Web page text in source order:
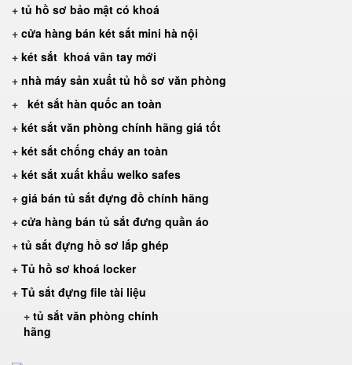
+ tủ hồ sơ bảo mật có khoá
+ cửa hàng bán két sắt mini hà nội
+ két sắt khoá vân tay mới
+ nhà máy sản xuất tủ hồ sơ văn phòng
+ két sắt hàn quốc an toàn
+ két sắt văn phòng chính hãng giá tốt
+ két sắt chống cháy an toàn
+ két sắt xuất khẩu welko safes
+ giá bán tủ sắt đựng đồ chính hãng
+ cửa hàng bán tủ sắt đưng quần áo
+ tủ sắt đựng hồ sơ lắp ghép
+ Tủ hồ sơ khoá locker
+ Tủ sắt đựng file tài liệu
+ tủ sắt văn phòng chính
hãng